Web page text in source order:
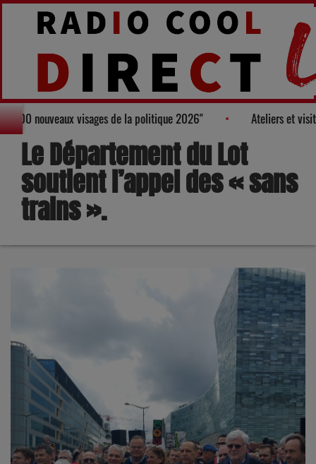
des "100 nouveaux visages de la politique 2026"
Le Département du Lot
soutient l’appel des « sans
trains ».